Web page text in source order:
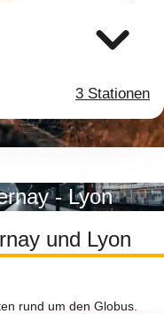
3 Stationen
- Lyon
und Lyon
rund um den Globus.